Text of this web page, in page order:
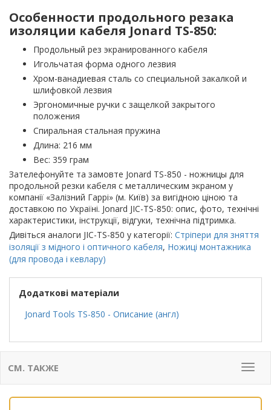
Особенности продольного резака
изоляции кабеля Jonard TS-850:
Продольный рез экранированного кабеля
Игольчатая форма одного лезвия
Хром-ванадиевая сталь со специальной закалкой и
шлифовкой лезвия
Эргономичные ручки с защелкой закрытого
положения
Спиральная стальная пружина
Длина: 216 мм
Вес: 359 грам
Зателефонуйте та замовте Jonard TS-850 - ножницы для
продольной резки кабеля с металлическим экраном у
компанії «Залізний Гаррі» (м. Київ) за вигідною ціною та
доставкою по Україні. Jonard JIC-TS-850: опис, фото, технічні
характеристики, інструкції, відгуки, технічна підтримка.
Дивіться аналоги JIC-TS-850 у категорії: Стріпери для зняття
ізоляції з мідного і оптичного кабеля, Ножиці монтажника
(для провода і кевлару)
Додаткові матеріали
Jonard Tools TS-850 - Описание (англ)
Меню
СМ. ТАКЖЕ